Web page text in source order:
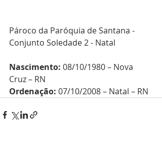
Pároco da Paróquia de Santana -
Conjunto Soledade 2 - Natal
Nascimento: 08/10/1980 – Nova
Cruz – RN
Ordenação: 07/10/2008 – Natal – RN